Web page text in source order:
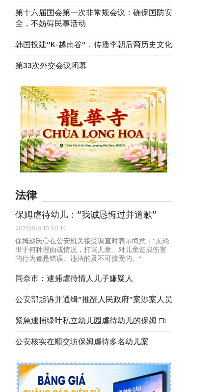
第十六届国会第一次非常规会议：确保国防安
全，不妨碍民事活动
韩国投建“K-越南谷”，传播李朝后裔历史文化
第33次外交会议闭幕
法律
保姆虐待幼儿：“我诚恳悔过并道歉”
2026/8/8 10:50:14
保姆赵氏心在公安机关接受调查时表示悔意：“无论
出于何种理由或情况，打骂儿童、对儿童造成伤害
的行为都是错误、违法的及不可接受的。”
同奈市：逮捕虐待情人儿子嫌疑人
公安部起诉并通缉“推翻人民政府”案涉案人员
紧急逮捕绿叶私立幼儿园虐待幼儿的保姆
公安核实在顺交坊保姆虐待多名幼儿案